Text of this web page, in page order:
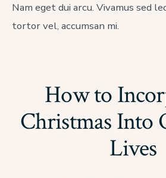
Nam eget dui arcu. Vivamus sed
tortor vel, accumsan mi.
How to
Christmas Into
Lives